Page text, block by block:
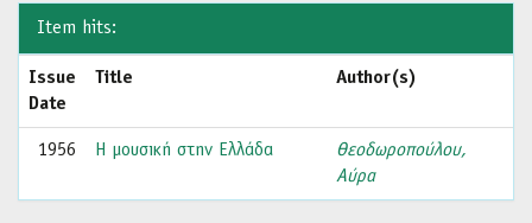
Item hits:
Issue
Date
Title Author(s)
1956 Η μουσική στην Ελλάδα
Θεοδωροπούλου,
Αύρα